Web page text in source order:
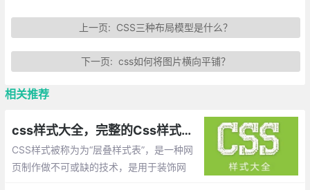
上一页: CSS三种布局模型是什么？
下一页: css如何将图片横向平铺？
相关推荐
css样式大全，完整的Css样式大全(整理)
CSS样式被称为为“层叠样式表”，是一种网
页制作做不可或缺的技术，是用于装饰网